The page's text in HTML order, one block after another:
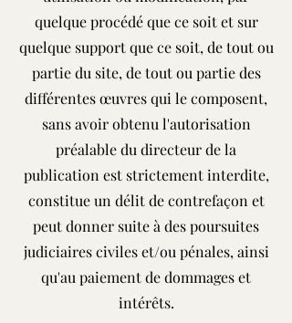
quelque procédé que ce soit et sur
quelque support que ce soit, de tout ou
partie du site, de tout ou partie des
différentes œuvres qui le composent,
sans avoir obtenu l'autorisation
préalable du directeur de la
publication est strictement interdite,
constitue un délit de contrefaçon et
peut donner suite à des poursuites
judiciaires civiles et/ou pénales, ainsi
qu'au paiement de dommages et
intérêts.